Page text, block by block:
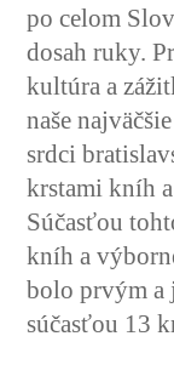
po celom
dosah ruky.
kultúra a
naše
srdci
krstami kníh
Súčasťou
kníh a
bolo prvým a
súčasťou 13